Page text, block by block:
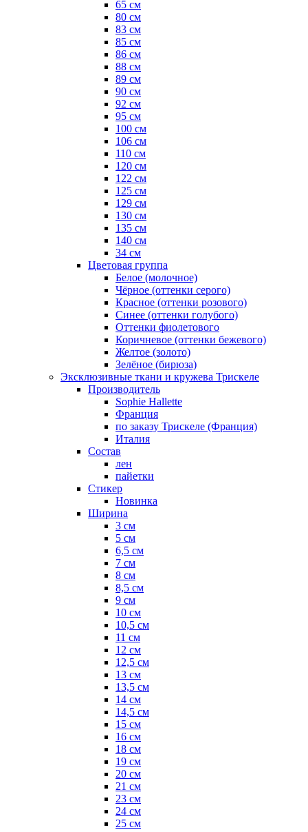
65 см
80 см
83 см
85 см
86 см
88 см
89 см
90 см
92 см
95 см
100 см
106 см
110 см
120 см
122 см
125 см
129 см
130 см
135 см
140 см
34 см
Цветовая группа
Белое (молочное)
Чёрное (оттенки серого)
Красное (оттенки розового)
Синее (оттенки голубого)
Оттенки фиолетового
Коричневое (оттенки бежевого)
Желтое (золото)
Зелёное (бирюза)
Эксклюзивные ткани и кружева Трискеле
Производитель
Sophie Hallette
Франция
по заказу Трискеле (Франция)
Италия
Состав
лен
пайетки
Стикер
Новинка
Ширина
3 см
5 см
6,5 см
7 см
8 см
8,5 см
9 см
10 см
10,5 см
11 см
12 см
12,5 см
13 см
13,5 см
14 см
14,5 см
15 см
16 см
18 см
19 см
20 см
21 см
23 см
24 см
25 см